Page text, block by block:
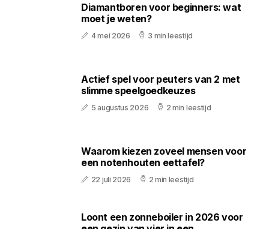
Diamantboren voor beginners: wat
moet je weten?
4 mei 2026 3 min leestijd
Actief spel voor peuters van 2 met
slimme speelgoedkeuzes
5 augustus 2026 2 min leestijd
Waarom kiezen zoveel mensen voor
een notenhouten eettafel?
22 juli 2026 2 min leestijd
Loont een zonneboiler in 2026 voor